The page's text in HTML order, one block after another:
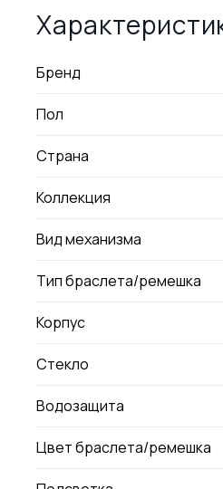
Бренд
Пол
Страна
Коллекция
Вид механизма
Тип браслета/ремешка
Корпус
Стекло
Водозащита
Цвет браслета/ремешка